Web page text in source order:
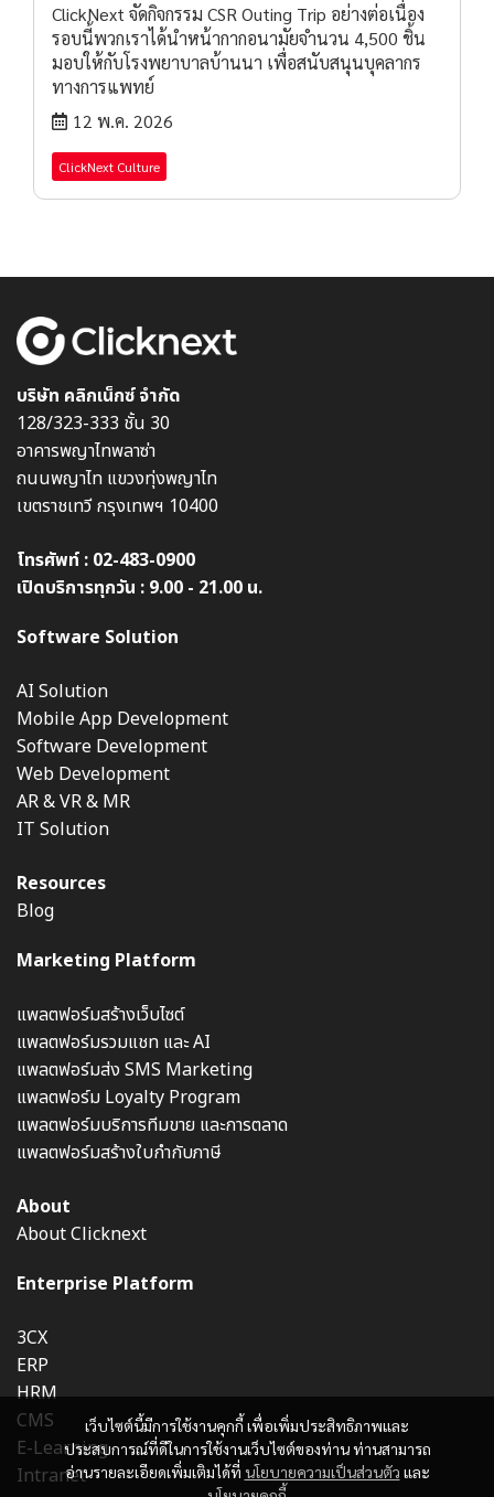
ClickNext จัดกิจกรรม CSR Outing Trip อย่างต่อเนื่อง
รอบนี้พวกเราได้นำหน้ากากอนามัยจำนวน 4,500 ชิ้น
มอบให้กับโรงพยาบาลบ้านนา เพื่อสนับสนุนบุคลากร
ทางการแพทย์
12 พ.ค. 2026
ClickNext Culture
เว็บไซต์นี้มีการใช้งานคุกกี้ เพื่อเพิ่มประสิทธิภาพและ
ประสบการณ์ที่ดีในการใช้งานเว็บไซต์ของท่าน ท่านสามารถ
อ่านรายละเอียดเพิ่มเติมได้ที่ นโยบายความเป็นส่วนตัว และ
บริษัท คลิกเน็กซ์ จำกัด
128/323-333 ชั้น 30
อาคารพญาไทพลาซ่า
ถนนพญาไท แขวงทุ่งพญาไท
เขตราชเทวี กรุงเทพฯ 10400
โทรศัพท์ : 02-483-0900
เปิดบริการทุกวัน : 9.00 - 21.00 น.
Software Solution
AI Solution
Mobile App Development
Software Development
Web Development
AR & VR & MR
IT Solution
Resources
Blog
Marketing Platform
แพลตฟอร์มสร้างเว็บไซต์
แพลตฟอร์มรวมแชท และ AI
แพลตฟอร์มส่ง SMS Marketing
แพลตฟอร์ม Loyalty Program
แพลตฟอร์มบริการทีมขาย และการตลาด
แพลตฟอร์มสร้างใบกำกับภาษี
About
About Clicknext
Enterprise Platform
3CX
ERP
HRM
CMS
E-Learning
Intranet